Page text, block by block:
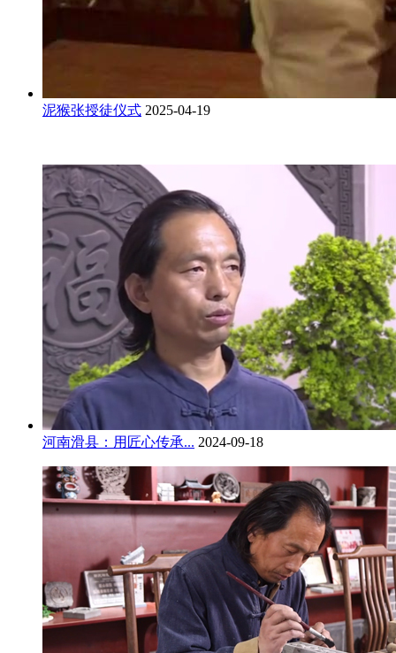
泥猴张授徒仪式 2025-04-19
河南滑县：用匠心传承... 2024-09-18